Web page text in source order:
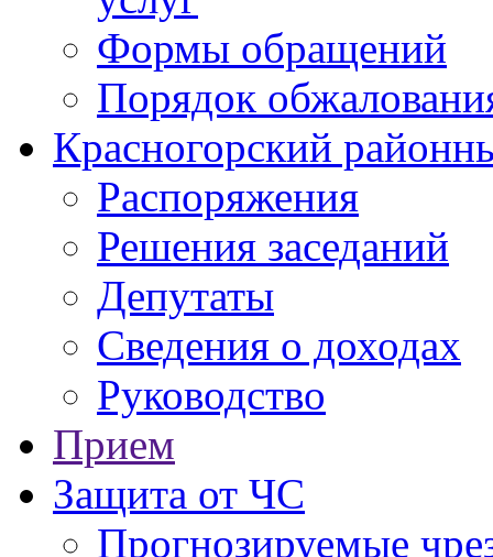
Формы обращений
Порядок
Красногорский
Распоряжения
Решения заседаний
Депутаты
Сведения о доходах
Руководство
Прием
Защита от ЧС
Прогнозируемые